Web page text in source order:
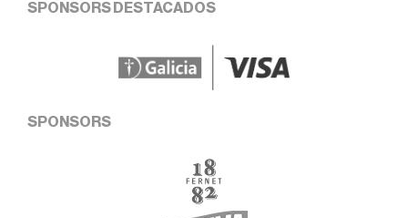
SPONSORS DESTACADOS
SPONSORS